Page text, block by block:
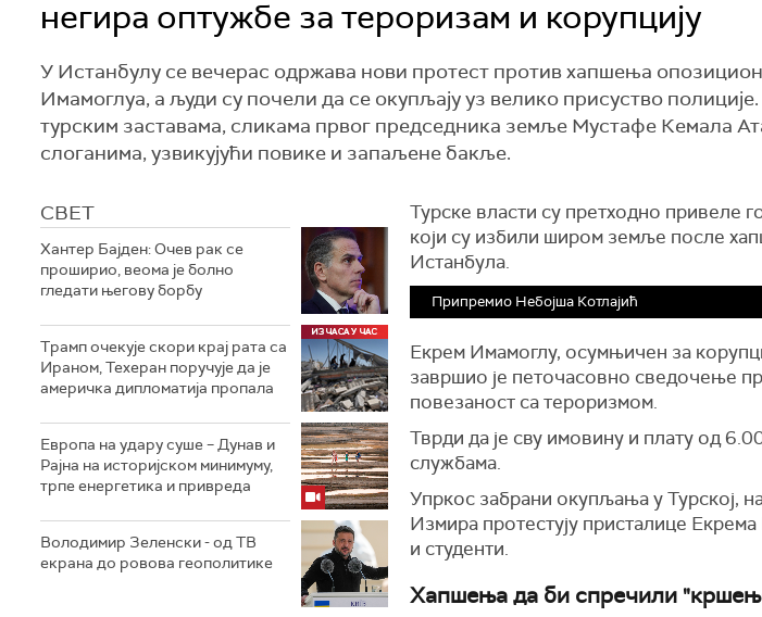
негира оптужбе за тероризам и корупцију
У Истанбулу се вечерас одржава нови протест против хапшења
Имамоглуа, а људи су почели да се окупљају уз велико присуство
турским заставама, сликама првог председника земље Мустафе Кемала
слоганима, узвикујући повике и запаљене бакље.
СВЕТ
Хантер Бајден: Очев рак се
проширио, веома је болно
гледати његову борбу
Трамп очекује скори крај рата са
Ираном, Техеран поручује да је
америчка дипломатија пропала
Европа на удару суше – Дунав и
Рајна на историјском минимуму,
трпе енергетика и привреда
Володимир Зеленски - од ТВ
екрана до ровова геополитике
Турске власти су претходно привеле
који су избили широм земље после
Истанбула.
Припремио Небојша Котлајић
Екрем Имамоглу, осумњичен за
завршио је петочасовно сведочење
повезаност са тероризмом.
Тврди да је сву имовину и плату од
службама.
Упркос забрани окупљања у Турској,
Измира протестују присталице
и студенти.
Хапшења да би спречили